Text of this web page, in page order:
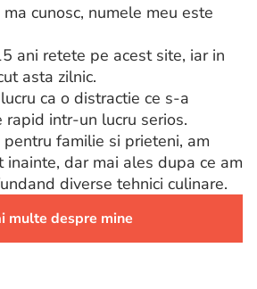
cunosc, numele meu este
ani retete pe acest site, iar in
asta zilnic.
ca o distractie ce s-a
intr-un lucru serios.
pentru familie si prieteni, am
dar mai ales dupa ce am
diverse tehnici culinare.
multe despre mine